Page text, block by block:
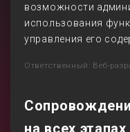
возможности
использования
управления его
Ответственный: Веб-
на всех этапах